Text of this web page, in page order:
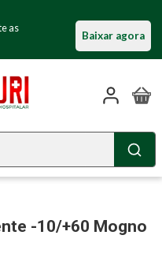
as
Baixar agora
-10/+60 Mogno